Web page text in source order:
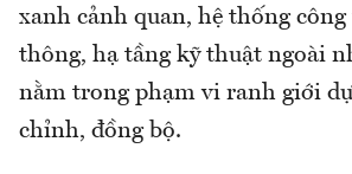
xanh cảnh quan, hệ thống
thông, hạ tầng kỹ thuật ngoài
nằm trong phạm vi ranh giới
chỉnh, đồng bộ.